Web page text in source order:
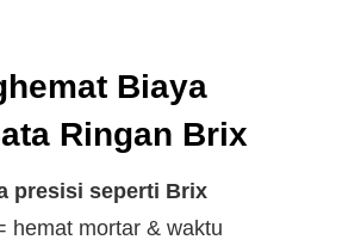
Biaya
Ringan Brix
presisi seperti Brix
hemat mortar & waktu